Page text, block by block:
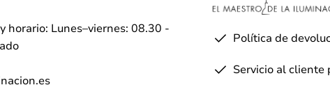
horario: Lunes–viernes: 08.30 -
Política de
Servicio al cliente